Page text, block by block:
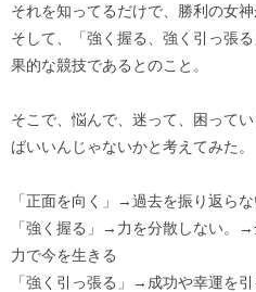
それを知ってるだけで、勝利の女
そして、「強く握る、強く引っ張
果的な競技であるとのこと。
そこで、悩んで、迷って、困って
ばいいんじゃないかと考えてみた。
「正面を向く」→過去を振り返ら
「強く握る」→力を分散しない。
力で今を生きる
「強く引っ張る」→成功や幸運を引